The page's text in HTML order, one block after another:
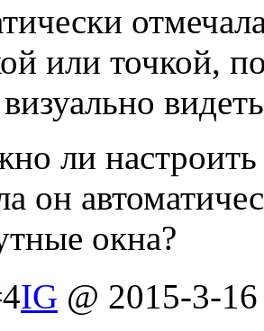
или точкой,
ли настроить
он
окна?
IG @ 2015-3-